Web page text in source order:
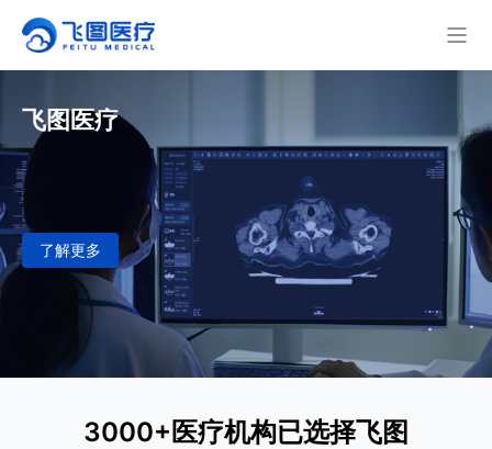
飞图医疗
了解更多
3000+医疗机构已选择飞图